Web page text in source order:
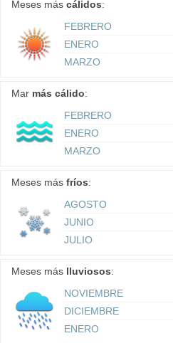
Meses más cálidos:
FEBRERO
ENERO
MARZO
Mar más cálido:
FEBRERO
ENERO
MARZO
Meses más fríos:
AGOSTO
JUNIO
JULIO
Meses más lluviosos:
NOVIEMBRE
DICIEMBRE
ENERO